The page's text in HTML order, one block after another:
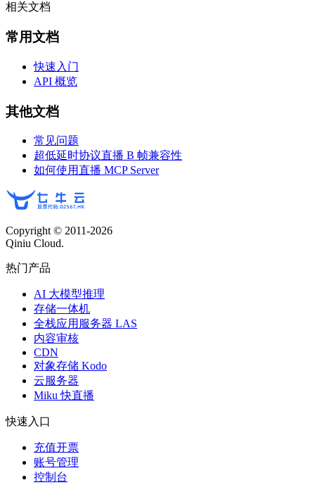
相关文档
常用文档
快速入门
API 概览
其他文档
常见问题
超低延时协议直播 B 帧兼容性
如何使用直播 MCP Server
Copyright © 2011-2026
Qiniu Cloud.
热门产品
AI 大模型推理
存储一体机
全栈应用服务器 LAS
内容审核
CDN
对象存储 Kodo
云服务器
Miku 快直播
快速入口
充值开票
账号管理
控制台